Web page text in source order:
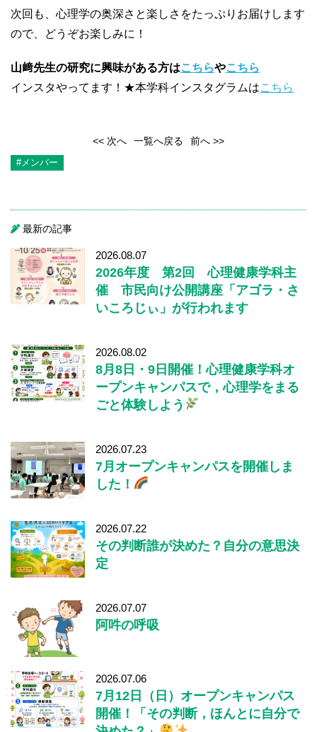
次回も、心理学の奥深さと楽しさをたっぷりお届けします
ので、どうぞお楽しみに！
山﨑先生の研究に興味がある方はこちらやこちら
インスタやってます！★本学科インスタグラムはこちら
<< 次へ 一覧へ戻る 前へ >>
#メンバー
最新の記事
2026.08.07
2026年度 第2回 心理健康学科主
催 市民向け公開講座「アゴラ・さ
いころじぃ」が行われます
2026.08.02
8月8日・9日開催！心理健康学科オ
ープンキャンパスで，心理学をまる
ごと体験しよう
2026.07.23
7月オープンキャンパスを開催しま
した！
2026.07.22
その判断誰が決めた？自分の意思決
定
2026.07.07
阿吽の呼吸
2026.07.06
7月12日（日）オープンキャンパス
開催！「その判断，ほんとに自分で